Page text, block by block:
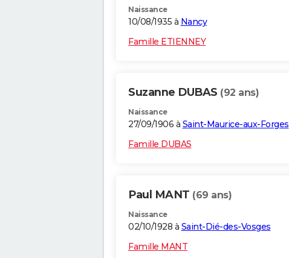
Naissance
10/08/1935 à Nancy
Famille ETIENNEY
Suzanne DUBAS (92 ans)
Naissance
27/09/1906 à Saint-Maurice-aux-Forges
Famille DUBAS
Paul MANT (69 ans)
Naissance
02/10/1928 à Saint-Dié-des-Vosges
Famille MANT